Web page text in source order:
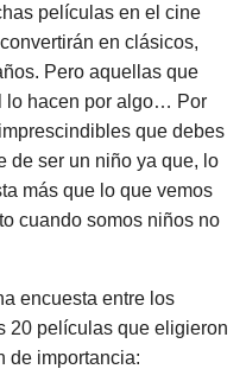
películas en el cine
en clásicos,
Pero aquellas que
lo hacen por algo… Por
que debes
de ser un niño ya que, lo
más que lo que vemos
cuando somos niños no
encuesta entre los
20 películas que eligieron
de importancia: